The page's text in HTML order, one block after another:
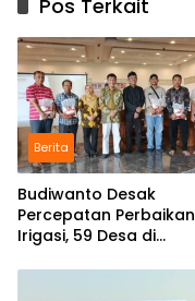
Pos Terkait
Berita
Budiwanto Desak
Percepatan Perbaikan
Irigasi, 59 Desa di
Kekeringan